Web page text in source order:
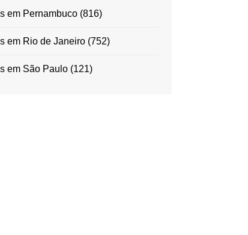
em Pernambuco(816)
em Rio de Janeiro(752)
em São Paulo(121)